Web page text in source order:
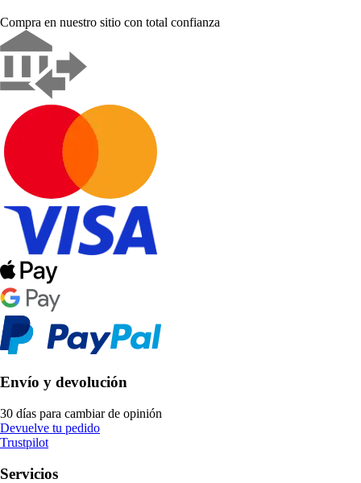
Compra en nuestro sitio con total confianza
Envío y devolución
30 días para cambiar de opinión
Devuelve tu pedido
Trustpilot
Servicios